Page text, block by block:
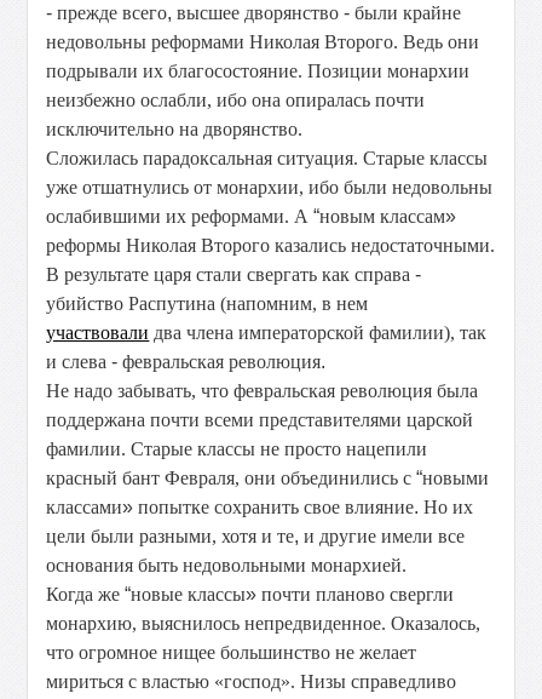
-прежде всего, высшее дворянство - были крайне
недовольны реформами Николая Второго. Ведь они
подрывали их благосостояние. Позиции монархии
неизбежно ослабли, ибо она опиралась почти
исключительно на дворянство.
Сложилась парадоксальная ситуация. Старые классы
уже отшатнулись от монархии, ибо были недовольны
ослабившими их реформами. А“новым классам»
реформы Николая Второго казались недостаточными.
В результате царя стали свергать как справа-
убийство Распутина (напомним, в нем
участвовали два члена императорской фамилии), так
и слева-февральская революция.
Не надо забывать, что февральская революция была
поддержана почти всеми представителями царской
фамилии. Старые классы не просто нацепили
красный бант Февраля, они объединились с“новыми
классами» попытке сохранить свое влияние.Но их
цели были разными, хотя и те, и другие имели все
основания быть недовольными монархией.
Когда же“новые классы» почти планово свергли
монархию, выяснилось непредвиденное. Оказалось,
что огромное нищее большинство не желает
мириться с властью «господ». Низы справедливо